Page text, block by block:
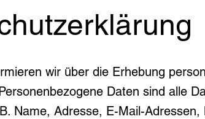
wir über die Erhebung
Daten sind alle
Name, Adresse, E-Mail-Adressen,